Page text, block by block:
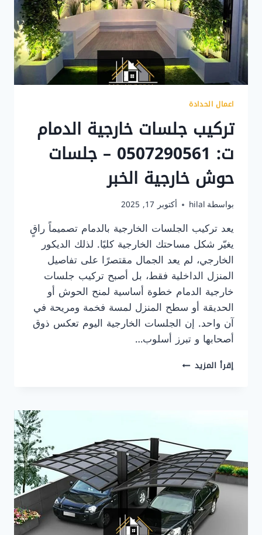
اعمال الحدادة
تركيب جلسات خارجية الدمام
ت: 0507290561 – جلسات
حوش خارجية الخبر
بواسطة hilal أكتوبر 17, 2025
يعد تركيب الجلسات الخارجية بالدمام تصميماً راقٍ
يغيّر شكل مساحتك الخارجية كليًا. لذلك الديكور
الخارجي، لم يعد الجمال مقتصرًا على تفاصيل
المنزل الداخلية فقط، بل أصبح تركيب جلسات
خارجية الدمام خطوة أساسية لمنح الحوش أو
الحديقة أو سطح المنزل لمسة فخمة ومريحة في
آن واحد. إن الجلسات الخارجية اليوم تعكس ذوق
أصحابها و تبرز أسلوب…
إقرأ المزيد تركيب
جلسات
حوش
خارجية
الخبر